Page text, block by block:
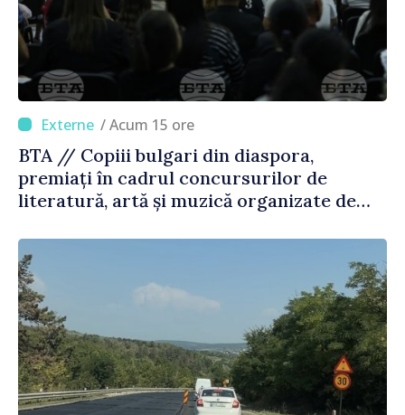
/ Acum 15 ore
BTA // Copiii bulgari din diaspora,
premiați în cadrul concursurilor de
literatură, artă și muzică organizate de
Străinătate